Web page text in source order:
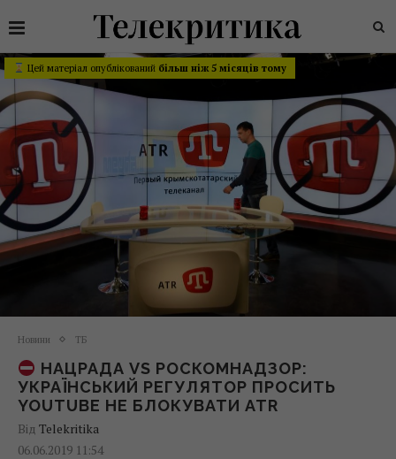
Цей матеріал опублікований більш ніж 5 місяців тому
Новини ТБ
НАЦРАДА VS РОСКОМНАДЗОР:
УКРАЇНСЬКИЙ РЕГУЛЯТОР ПРОСИТЬ
YOUTUBE НЕ БЛОКУВАТИ ATR
Від Telekritika
06.06.2019 11:54